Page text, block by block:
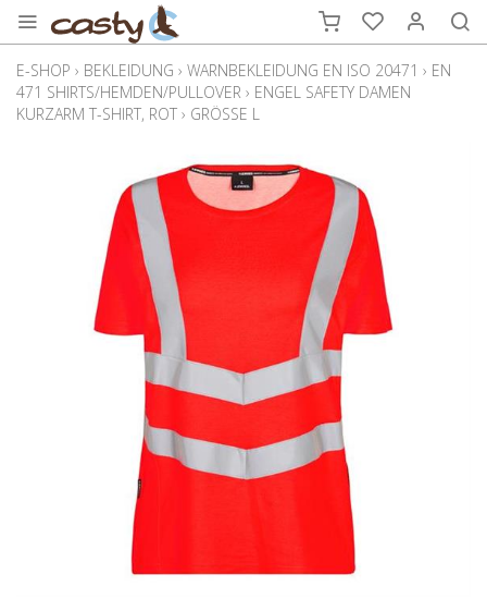
E-SHOP › BEKLEIDUNG › WARNBEKLEIDUNG EN ISO 20471 › EN
471 SHIRTS/HEMDEN/PULLOVER › ENGEL SAFETY DAMEN
KURZARM T-SHIRT, ROT › GRÖSSE L